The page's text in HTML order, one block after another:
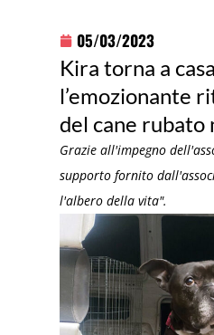
05/03/2023
Kira torna a
l’emozionante
del cane rubato
Grazie all'impegno
supporto fornito
l'albero della vita".